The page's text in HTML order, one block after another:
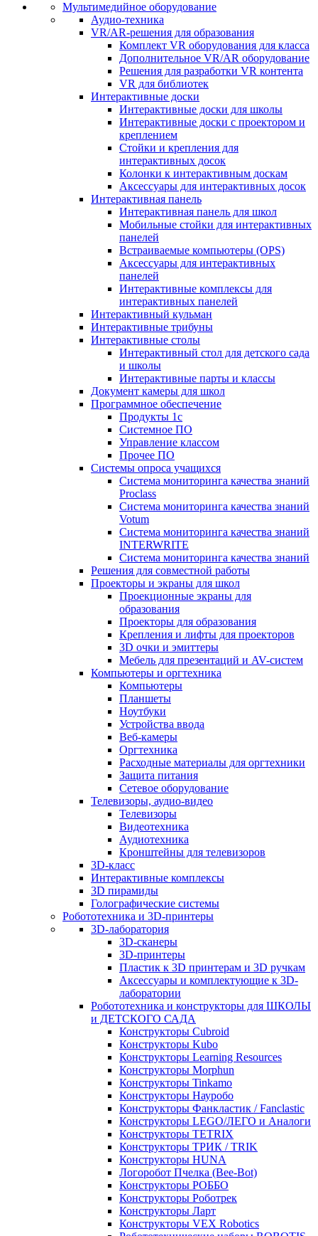
Мультимедийное оборудование
Аудио-техника
VR/AR-решения для образования
Комплект VR оборудования для класса
Дополнительное VR/AR оборудование
Решения для разработки VR контента
VR для библиотек
Интерактивные доски
Интерактивные доски для школы
Интерактивные доски с проектором и
креплением
Стойки и крепления для
интерактивных досок
Колонки к интерактивным доскам
Аксессуары для интерактивных досок
Интерактивная панель
Интерактивная панель для школ
Мобильные стойки для интерактивных
панелей
Встраиваемые компьютеры (OPS)
Аксессуары для интерактивных
панелей
Интерактивные комплексы для
интерактивных панелей
Интерактивный кульман
Интерактивные трибуны
Интерактивные столы
Интерактивный стол для детского сада
и школы
Интерактивные парты и классы
Документ камеры для школ
Программное обеспечение
Продукты 1с
Системное ПО
Управление классом
Прочее ПО
Системы опроса учащихся
Система мониторинга качества знаний
Proclass
Система мониторинга качества знаний
Votum
Система мониторинга качества знаний
INTERWRITE
Система мониторинга качества знаний
Решения для совместной работы
Проекторы и экраны для школ
Проекционные экраны для
образования
Проекторы для образования
Крепления и лифты для проекторов
3D очки и эмиттеры
Мебель для презентаций и AV-систем
Компьютеры и оргтехника
Компьютеры
Планшеты
Ноутбуки
Устройства ввода
Веб-камеры
Оргтехника
Расходные материалы для оргтехники
Защита питания
Сетевое оборудование
Телевизоры, аудио-видео
Телевизоры
Видеотехника
Аудиотехника
Кронштейны для телевизоров
3D-класс
Интерактивные комплексы
3D пирамиды
Голографические системы
Робототехника и 3D-принтеры
3D-лаборатория
3D-сканеры
3D-принтеры
Пластик к 3D принтерам и 3D ручкам
Аксессуары и комплектующие к 3D-
лаборатории
Робототехника и конструкторы для ШКОЛЫ
и ДЕТСКОГО САДА
Конструкторы Cubroid
Конструкторы Kubo
Конструкторы Learning Resources
Конструкторы Morphun
Конструкторы Tinkamo
Конструкторы Науробо
Конструкторы Фанкластик / Fanclastic
Конструкторы LEGO/ЛЕГО и Аналоги
Конструкторы TETRIX
Конструкторы ТРИК / TRIK
Конструкторы HUNA
Логоробот Пчелка (Bee-Bot)
Конструкторы РОББО
Конструкторы Роботрек
Конструкторы Ларт
Конструкторы VEX Robotics